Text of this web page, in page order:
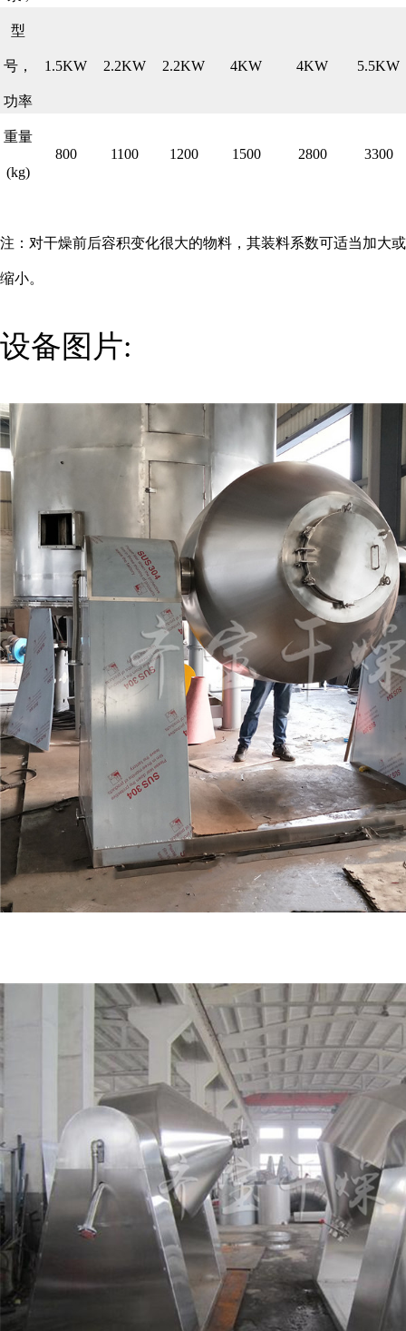
型
号，
功率
1.5KW 2.2KW 2.2KW 4KW 4KW 5.5KW
重量
(kg)
800 1100 1200 1500 2800 3300
注：对干燥前后容积变化很大的物料，其装料系数可适当加大或
缩小。
设备图片: